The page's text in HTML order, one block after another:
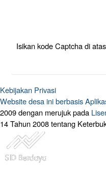
Isikan kode Captcha di atas
Kebijakan Privasi
Website desa ini berbasis
2009 dengan merujuk pada
14 Tahun 2008 tentang